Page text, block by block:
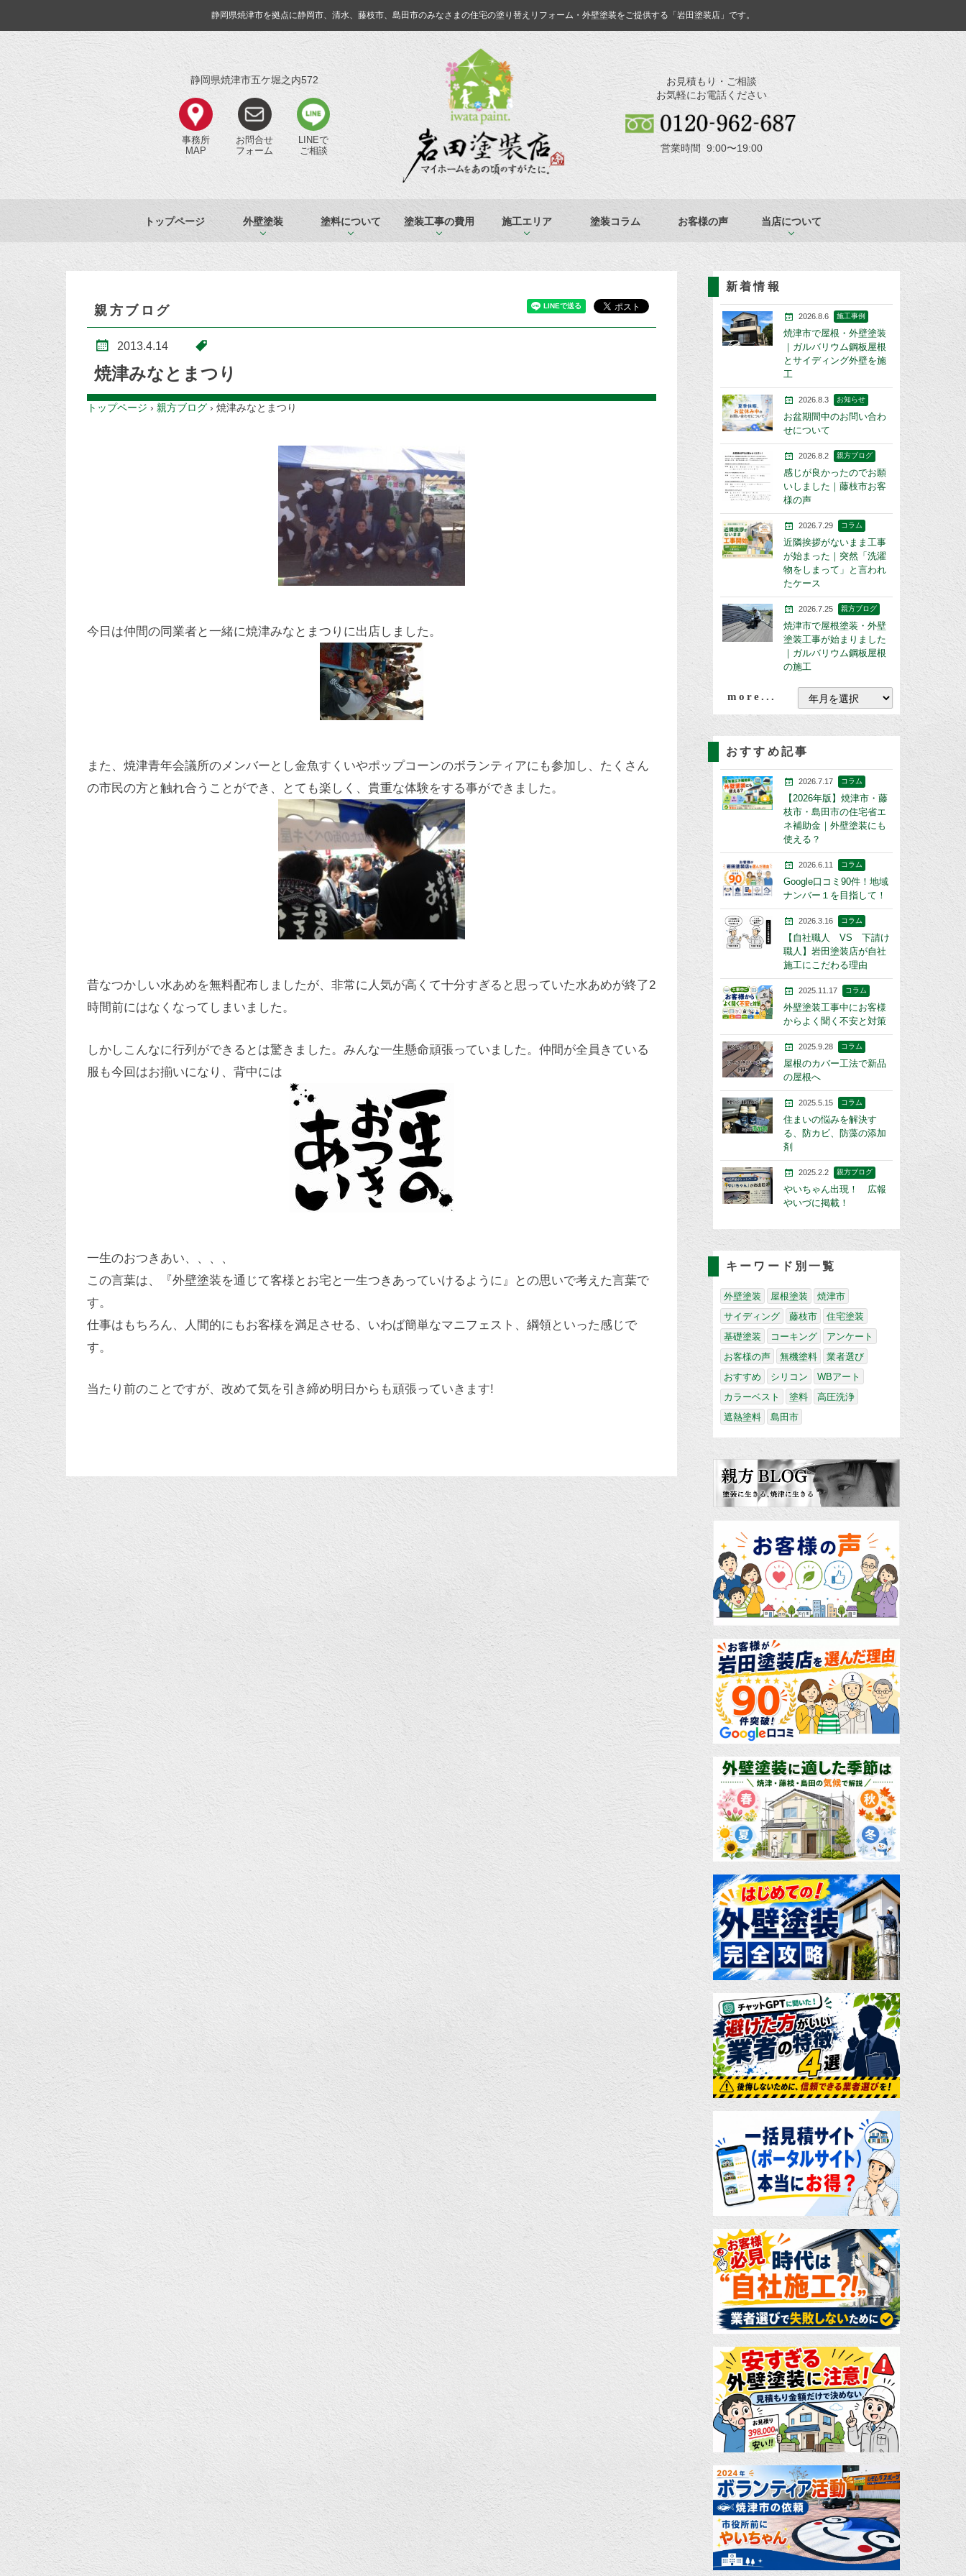
静岡県焼津市を拠点に静岡市、清水、藤枝市、島田市のみなさまの住宅の塗り替えリフォーム・外壁塗装をご提供する「岩田塗装店」です。
静岡県焼津市五ケ堀之内572
事務所
MAP
お問合せ
フォーム
LINEで
ご相談
お見積もり・ご相談
お気軽にお電話ください
営業時間 9:00〜19:00
トップページ 外壁塗装 塗料について 塗装工事の費用 施工エリア 塗装コラム お客様の声 当店について
親方ブログ
2013.4.14
焼津みなとまつり
トップページ › 親方ブログ › 焼津みなとまつり
今日は仲間の同業者と一緒に焼津みなとまつりに出店しました。
また、焼津青年会議所のメンバーとし金魚すくいやポップコーンのボランティアにも参加し、たくさん
の市民の方と触れ合うことができ、とても楽しく、貴重な体験をする事ができました。
昔なつかしい水あめを無料配布しましたが、非常に人気が高くて十分すぎると思っていた水あめが終了2
時間前にはなくなってしまいました。
しかしこんなに行列ができるとは驚きました。みんな一生懸命頑張っていました。仲間が全員きている
服も今回はお揃いになり、背中には
一生のおつきあい、、、、
この言葉は、『外壁塗装を通じて客様とお宅と一生つきあっていけるように』との思いで考えた言葉で
す。
仕事はもちろん、人間的にもお客様を満足させる、いわば簡単なマニフェスト、綱領といった感じで
す。
当たり前のことですが、改めて気を引き締め明日からも頑張っていきます!
新着情報
2026.8.6 施工事例
焼津市で屋根・外壁塗装
｜ガルバリウム鋼板屋根
とサイディング外壁を施
工
2026.8.3 お知らせ
お盆期間中のお問い合わ
せについて
2026.8.2 親方ブログ
感じが良かったのでお願
いしました｜藤枝市お客
様の声
2026.7.29 コラム
近隣挨拶がないまま工事
が始まった｜突然「洗濯
物をしまって」と言われ
たケース
2026.7.25 親方ブログ
焼津市で屋根塗装・外壁
塗装工事が始まりました
｜ガルバリウム鋼板屋根
の施工
more...
おすすめ記事
2026.7.17 コラム
【2026年版】焼津市・藤
枝市・島田市の住宅省エ
ネ補助金｜外壁塗装にも
使える？
2026.6.11 コラム
Google口コミ90件！地域
ナンバー１を目指して！
2026.3.16 コラム
【自社職人 VS 下請け
職人】岩田塗装店が自社
施工にこだわる理由
2025.11.17 コラム
外壁塗装工事中にお客様
からよく聞く不安と対策
2025.9.28 コラム
屋根のカバー工法で新品
の屋根へ
2025.5.15 コラム
住まいの悩みを解決す
る、防カビ、防藻の添加
剤
2025.2.2 親方ブログ
やいちゃん出現！ 広報
やいづに掲載！
キーワード別一覧
外壁塗装 屋根塗装
焼津市
サイディング
藤枝市
住宅塗装
基礎塗装
コーキング
アンケート
お客様の声
無機塗料
業者選び
おすすめ
シリコン
WBアート
カラーベスト
塗料
高圧洗浄
遮熱塗料
島田市